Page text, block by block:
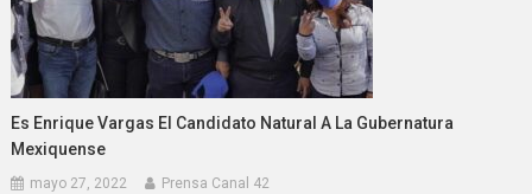
Es Enrique Vargas El Candidato Natural A La Gubernatura
Mexiquense
mayo 27, 2022 Prensa Canal 42